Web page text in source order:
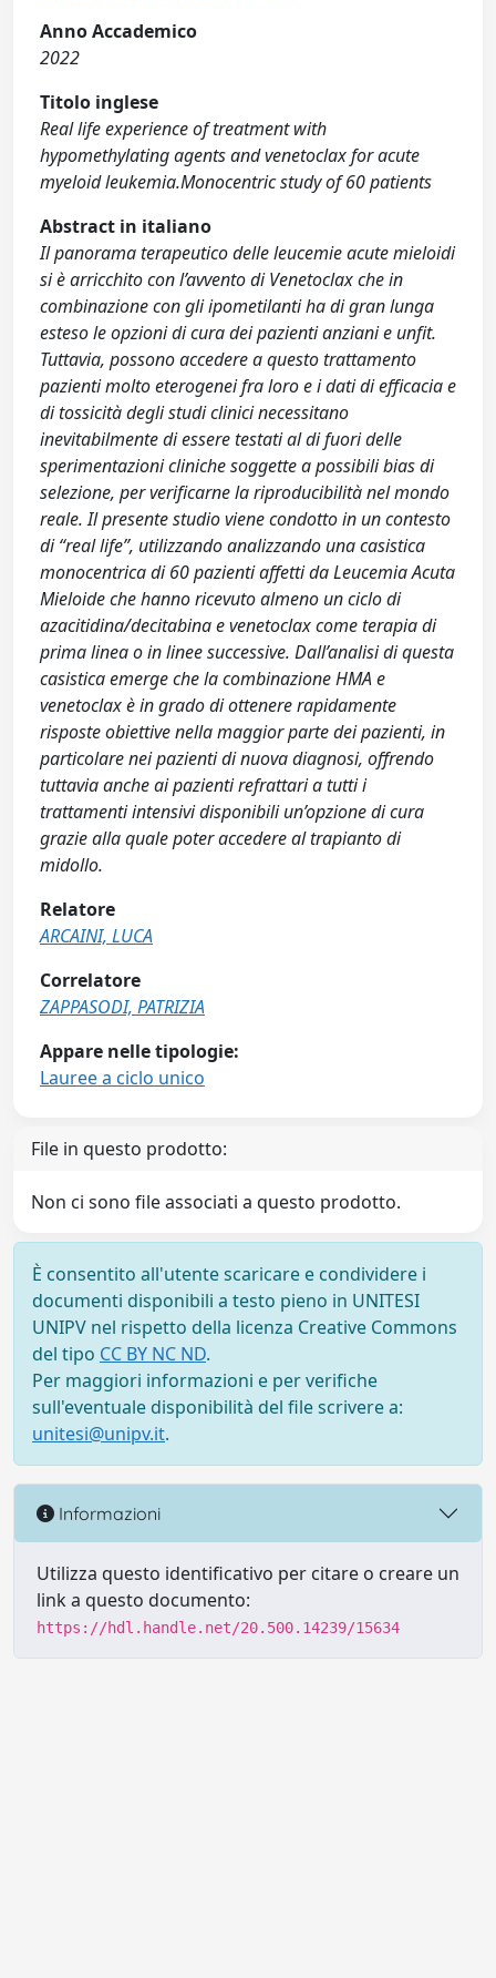
Anno Accademico
2022
Titolo inglese
Real life experience of treatment with
hypomethylating agents and venetoclax for acute
myeloid leukemia.Monocentric study of 60 patients
Abstract in italiano
Il panorama terapeutico delle leucemie acute mieloidi
si è arricchito con l’avvento di Venetoclax che in
combinazione con gli ipometilanti ha di gran lunga
esteso le opzioni di cura dei pazienti anziani e unfit.
Tuttavia, possono accedere a questo trattamento
pazienti molto eterogenei fra loro e i dati di efficacia e
di tossicità degli studi clinici necessitano
inevitabilmente di essere testati al di fuori delle
sperimentazioni cliniche soggette a possibili bias di
selezione, per verificarne la riproducibilità nel mondo
reale. Il presente studio viene condotto in un contesto
di “real life”, utilizzando analizzando una casistica
monocentrica di 60 pazienti affetti da Leucemia Acuta
Mieloide che hanno ricevuto almeno un ciclo di
azacitidina/decitabina e venetoclax come terapia di
prima linea o in linee successive. Dall’analisi di questa
casistica emerge che la combinazione HMA e
venetoclax è in grado di ottenere rapidamente
risposte obiettive nella maggior parte dei pazienti, in
particolare nei pazienti di nuova diagnosi, offrendo
tuttavia anche ai pazienti refrattari a tutti i
trattamenti intensivi disponibili un’opzione di cura
grazie alla quale poter accedere al trapianto di
midollo.
Relatore
ARCAINI, LUCA
Correlatore
ZAPPASODI, PATRIZIA
Appare nelle tipologie:
Lauree a ciclo unico
File in questo prodotto:
Non ci sono file associati a questo prodotto.
È consentito all'utente scaricare e condividere i
documenti disponibili a testo pieno in UNITESI
UNIPV nel rispetto della licenza Creative Commons
del tipo CC BY NC ND.
Per maggiori informazioni e per verifiche
sull'eventuale disponibilità del file scrivere a:
unitesi@unipv.it.
Informazioni
Utilizza questo identificativo per citare o creare un
link a questo documento:
https://hdl.handle.net/20.500.14239/15634